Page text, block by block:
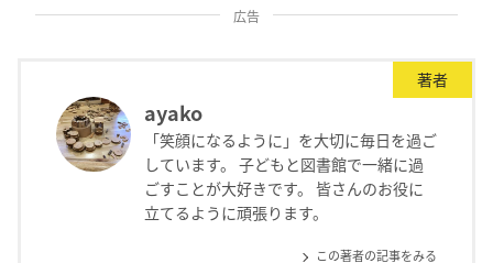
広告
著者
ayako
「笑顔になるように」を大切に毎日を過ご
しています。 子どもと図書館で一緒に過
ごすことが大好きです。 皆さんのお役に
立てるように頑張ります。
この著者の記事をみる